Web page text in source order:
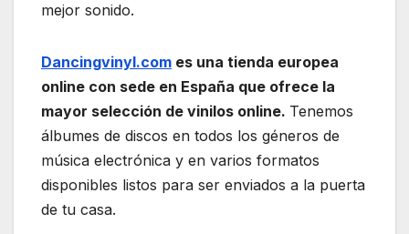
mejor sonido.
Dancingvinyl.com es una tienda europea
online con sede en España que ofrece la
mayor selección de vinilos online. Tenemos
álbumes de discos en todos los géneros de
música electrónica y en varios formatos
disponibles listos para ser enviados a la puerta
de tu casa.